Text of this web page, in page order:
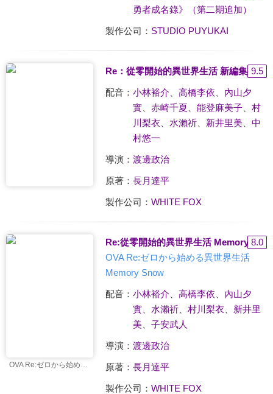
勇者成名錄》（第二期追加）
製作公司： STUDIO PUYUKAI
Re：從零開始的異世界生活 新編集版9.5
配音： 小林裕介 高橋李依
內山夕
實、 赤崎千夏 能登麻美子、 村
川梨衣
水瀨祈、 新井里美、 中
村悠一
導演： 渡邊政治
原著： 長月達平
製作公司： WHITE FOX
OVA Re:ゼロから始める異世界生活 Memory Snow
Re:從零開始的異世界生活 Memory8.0
OVA Re:ゼロから始める異世界生活
Memory Snow
配音： 小林裕介 高橋李依
內山夕
實、 水瀨祈、 村川梨衣
新井里
美、 子安武人
導演： 渡邊政治
原著： 長月達平
製作公司： WHITE FOX